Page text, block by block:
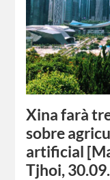
Xina farà
sobre
artificial
Tjhoi,